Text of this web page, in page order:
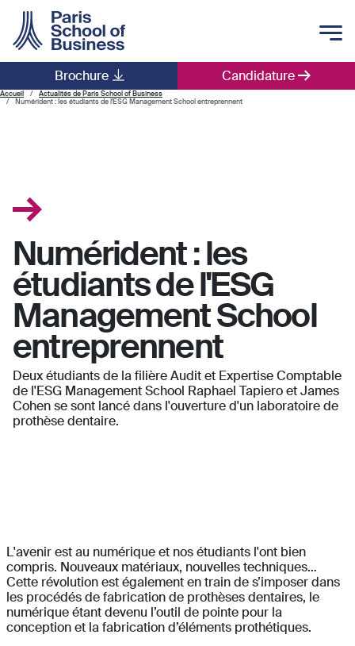
Candidature
Brochure
Main navigation
Accueil
Actualités de Paris School of Business
Numérident : les étudiants de l'ESG Management School entreprennent
Numérident : les
étudiants de l'ESG
Management School
entreprennent
Deux étudiants de la filière Audit et Expertise Comptable
de l'ESG Management School Raphael Tapiero et James
Cohen se sont lancé dans l'ouverture d'un laboratoire de
prothèse dentaire.
L'avenir est au numérique et nos étudiants l'ont bien
compris. Nouveaux matériaux, nouvelles techniques…
Cette révolution est également en train de s’imposer dans
les procédés de fabrication de prothèses dentaires, le
numérique étant devenu l’outil de pointe pour la
conception et la fabrication d’éléments prothétiques.